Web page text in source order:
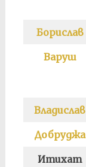
Борислав
Варуш
Владислав
Добруджа
Итихат